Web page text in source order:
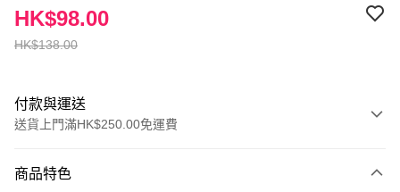
HK$138.00
HK$98.00
付款與運送
送貨上門滿HK$250.00免運費
信用卡
商品特色